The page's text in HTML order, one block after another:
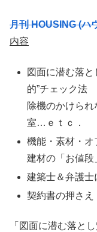
月刊 HOUSING (ハ
内容
図面に潜む落
的”チェック法
除機のかけら
室…ｅｔｃ．
機能・素材・
建材の「お値段
建築士＆弁護
契約書の押さえ
「図面に潜む落と